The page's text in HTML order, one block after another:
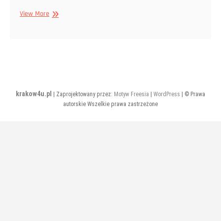
View MoreGrudzień
krakow4u.pl | Zaprojektowany przez: Motyw Freesia | WordPress | © Prawa
autorskie Wszelkie prawa zastrzeżone